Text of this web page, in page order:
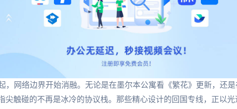
，网络边界开始消融。无论是在墨尔本公寓看《繁花》更新，还
尖触碰的不再是冰冷的协议栈。那些精心设计的回国专线，正以